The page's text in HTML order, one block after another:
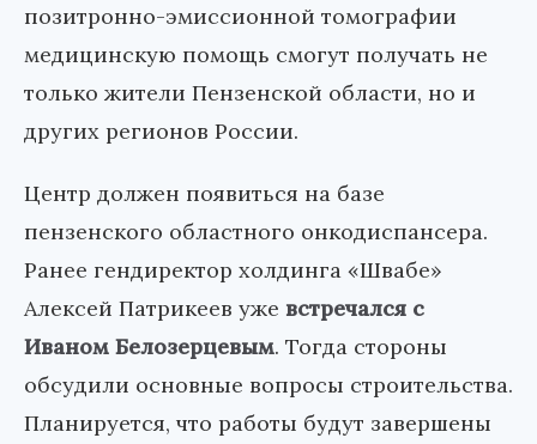
позитронно-эмиссионной томографии
медицинскую помощь смогут получать не
только жители Пензенской области, но и
других регионов России.
Центр должен появиться на базе
пензенского областного онкодиспансера.
Ранее гендиректор холдинга «Швабе»
Алексей Патрикеев уже встречался с
Иваном Белозерцевым. Тогда стороны
обсудили основные вопросы строительства.
Планируется, что работы будут завершены